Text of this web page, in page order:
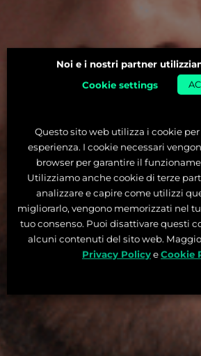
Noi e i nostri partner
Cookie settings
Questo sito web utilizza i cookie
esperienza. I cookie necessari
browser per garantire il
Utilizziamo anche cookie di terze
analizzare e capire come utilizzi
migliorarlo, vengono memorizzati nel
tuo consenso. Puoi disattivare questi
alcuni contenuti del sito web.
Privacy PolicyeCookie